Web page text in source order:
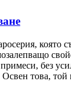
която
без
това,